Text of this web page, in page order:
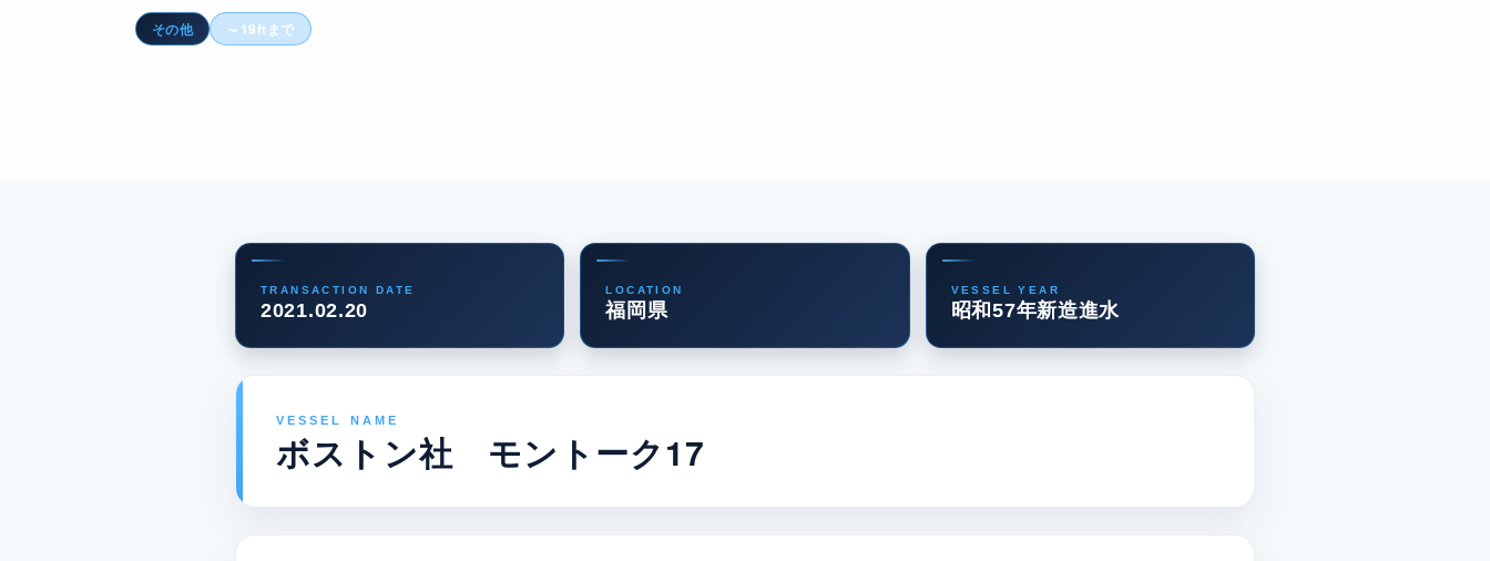
その他 ～19ftまで
TRANSACTION DATE
2021.02.20
LOCATION
福岡県
VESSEL YEAR
昭和57年新造進水
VESSEL NAME
ボストン社 モントーク17